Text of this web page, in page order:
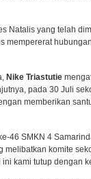
Natalis yang telah
mempererat
Nike Triastutie
pada 30 Juli
memberikan
46 SMKN 4
komite
kami tutup dengan